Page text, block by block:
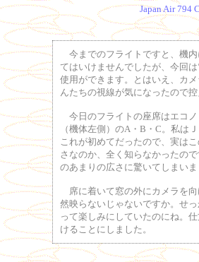
Japan Air 794
今までのフライトですと、機
てはいけませんでしたが、今回
使用ができます。とはいえ、カ
んたちの視線が気になったので
今日のフライトの座席はエコ
（機体左側）のA・B・C。私は
これが初めてだったので、実は
さなのか、全く知らなかったの
のあまりの広さに驚いてしまい
席に着いて窓の外にカメラを
然映らないじゃないですか。せ
って楽しみにしていたのにね。
けることにしました。